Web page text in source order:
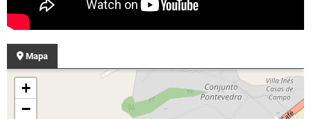
Mapa
+
−